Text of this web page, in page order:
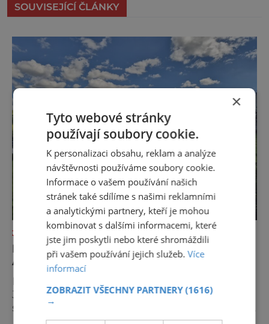
SOUVISEJÍCÍ ČLÁNKY
ZAJÍMAVOSTI
NEJKRÁSNĚJŠÍ LOUKA EVROPY ŘÍKÁ
AUTŮM DOST
Na první pohled to může působit paradoxně.
Jedna z nejfotografovanějších krajin Dolomit
se rozhodla, že návštěvníků nechce více, ale
méně. Alpe di Siusi, největší vysokohorská
×
Tyto webové stránky
používají soubory cookie.
K personalizaci obsahu, reklam a analýze
návštěvnosti používáme soubory cookie.
Informace o vašem používání našich
stránek také sdílíme s našimi reklamními
a analytickými partnery, kteří je mohou
kombinovat s dalšími informacemi, které
jste jim poskytli nebo které shromáždili
při vašem používání jejich služeb.Více
informací
ZOBRAZIT VŠECHNY PARTNERY(1616)
→